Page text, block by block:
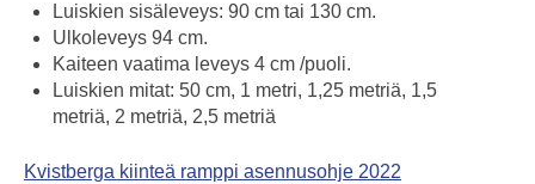
Luiskien sisäleveys: 90 cm tai 130 cm.
Ulkoleveys 94 cm.
Kaiteen vaatima leveys 4 cm /puoli.
Luiskien mitat: 50 cm, 1 metri, 1,25 metriä, 1,5
metriä, 2 metriä, 2,5 metriä
Kvistberga kiinteä ramppi asennusohje 2022